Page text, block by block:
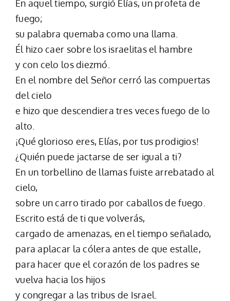
En aquel tiempo, surgió Elías, un profeta de
fuego;
su palabra quemaba como una llama.
Él hizo caer sobre los israelitas el hambre
y con celo los diezmó.
En el nombre del Señor cerró las compuertas
del cielo
e hizo que descendiera tres veces fuego de lo
alto.
¡Qué glorioso eres, Elías, por tus prodigios!
¿Quién puede jactarse de ser igual a ti?
En un torbellino de llamas fuiste arrebatado al
cielo,
sobre un carro tirado por caballos de fuego.
Escrito está de ti que volverás,
cargado de amenazas, en el tiempo señalado,
para aplacar la cólera antes de que estalle,
para hacer que el corazón de los padres se
vuelva hacia los hijos
y congregar a las tribus de Israel.